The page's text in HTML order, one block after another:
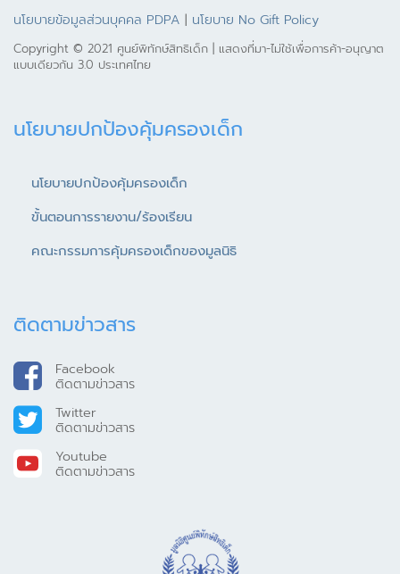
นโยบายข้อมูลส่วนบุคคล PDPA | นโยบาย No Gift Policy
Copyright © 2021 ศูนย์พิทักษ์สิทธิเด็ก | แสดงที่มา-ไม่ใช้เพื่อการค้า-อนุญาต
แบบเดียวกัน 3.0 ประเทศไทย
นโยบายปกป้องคุ้มครองเด็ก
นโยบายปกป้องคุ้มครองเด็ก
ขั้นตอนการรายงาน/ร้องเรียน
คณะกรรมการคุ้มครองเด็กของมูลนิธิ
ติดตามข่าวสาร
Facebook
ติดตามข่าวสาร
Twitter
ติดตามข่าวสาร
Youtube
ติดตามข่าวสาร